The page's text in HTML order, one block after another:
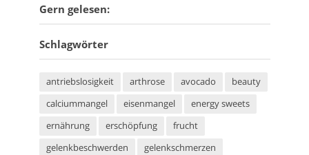
Gern gelesen:
Schlagwörter
antriebslosigkeit arthrose avocado
beauty
calciummangel
eisenmangel
energy sweets
ernährung
erschöpfung
frucht
gelenkbeschwerden
gelenkschmerzen